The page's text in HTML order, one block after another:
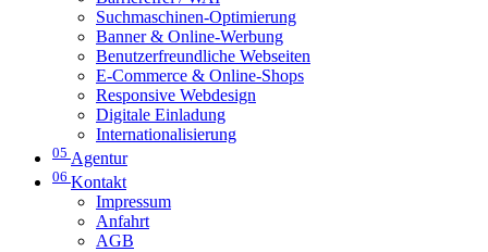
Suchmaschinen-Optimierung
Banner & Online-Werbung
Benutzerfreundliche Webseiten
E-Commerce & Online-Shops
Responsive Webdesign
Digitale Einladung
Internationalisierung
05 Agentur
06 Kontakt
Impressum
Anfahrt
AGB